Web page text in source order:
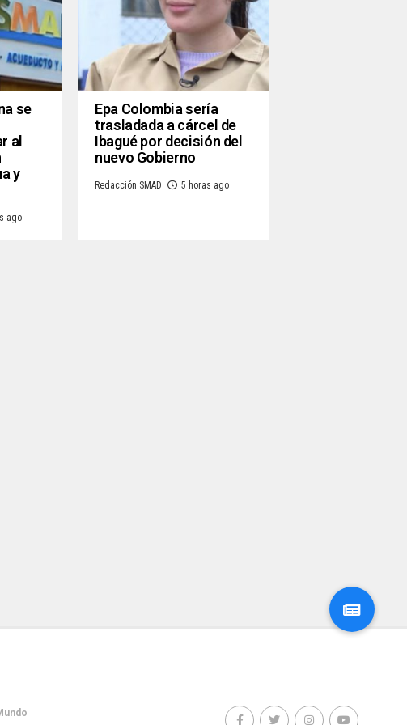
se
al
y
ago
Epa Colombia sería
trasladada a cárcel de
Ibagué por decisión del
nuevo Gobierno
Redacción SMAD 5 horas ago